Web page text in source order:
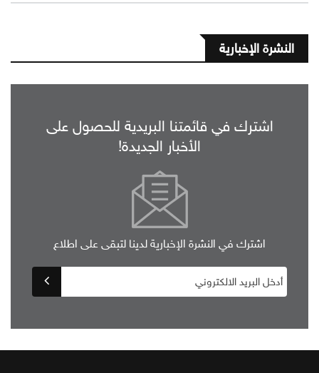
النشرة الإخبارية
اشترك في قائمتنا البريدية للحصول على
الأخبار الجديدة!
اشترك في النشرة الإخبارية لدينا لتبقى على اطلاع